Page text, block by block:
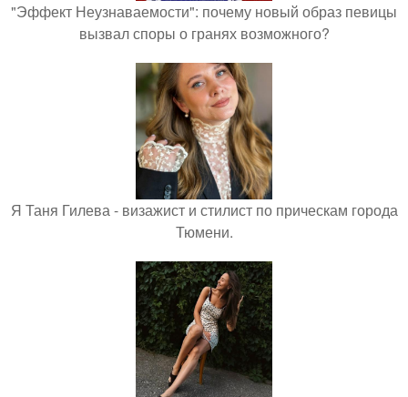
"Эффект Неузнаваемости": почему новый образ певицы
вызвал споры о гранях возможного?
Я Таня Гилева - визажист и стилист по прическам города
Тюмени.